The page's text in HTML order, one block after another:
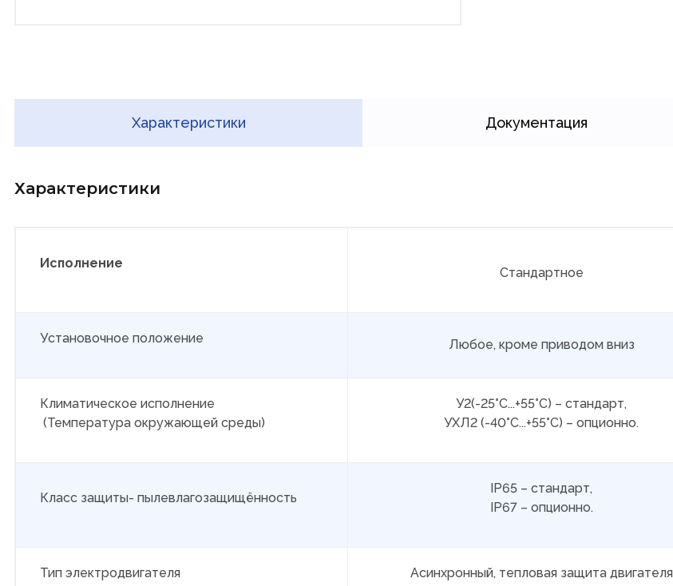
Характеристики Документация
Характеристики
Исполнение
Стандартное
Установочное положение Любое, кроме приводом вниз
Климатическое исполнение
(Температура окружающей среды)
У2(-25°С...+55°С) – стандарт,
УХЛ2 (-40°С...+55°С) – опционно.
Класс защиты- пылевлагозащищённость
IP65 – стандарт,
IP67 – опционно.
Тип электродвигателя Асинхронный, тепловая защита двигателя